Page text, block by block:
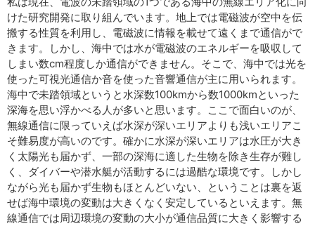
けた研究開発に取り組んでいます。地上では電磁波が空中を伝
搬する性質を利用し、電磁波に情報を載せて遠くまで通信がで
きます。しかし、海中では水が電磁波のエネルギーを吸収して
しまい数cm程度しか通信ができません。そこで、海中では光を
使った可視光通信か音を使った音響通信が主に用いられます。
海中で未踏領域というと水深数100kmから数1000kmといった
深海を思い浮かべる人が多いと思います。ここで面白いのが、
無線通信に限っていえば水深が深いエリアよりも浅いエリアこ
そ難易度が高いのです。確かに水深が深いエリアは水圧が大き
く太陽光も届かず、一部の深海に適した生物を除き生存が難し
く、ダイバーや潜水艇が活動するには過酷な環境です。しかし
ながら光も届かず生物もほとんどいない、ということは裏を返
せば海中環境の変動は大きくなく安定しているといえます。無
線通信では周辺環境の変動の大小が通信品質に大きく影響する